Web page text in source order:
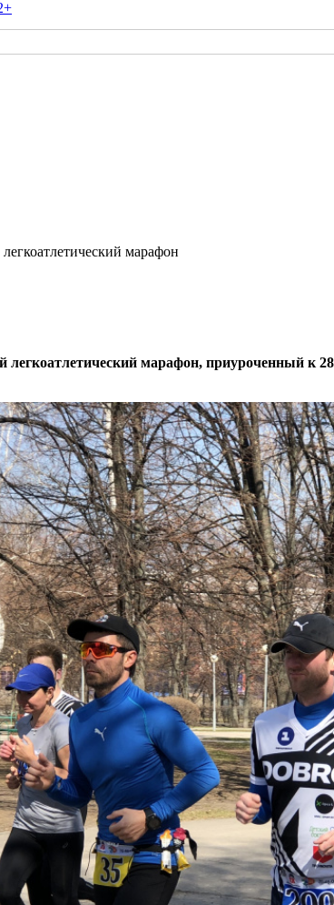
марафон
марафон, приуроченный к